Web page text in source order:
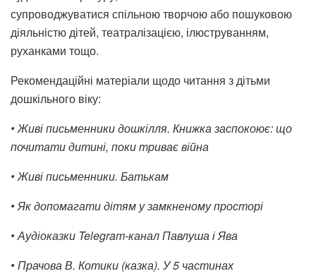
супроводжуватися спільною творчою або пошуковою
діяльністю дітей, театралізацією, ілюструванням,
руханками тощо.
Рекомендаційні матеріали щодо читання з дітьми
дошкільного віку:
• Живі письменники дошкілля. Книжка заспокоює: що
почитати дитині, поки триває війна
• Живі письменники. Батькам
• Як допомагати дітям у замкненому просторі
• Аудіоказки Telegram-канал Павлуша і Ява
• Прачова В. Котики (казка). У 5 частинах